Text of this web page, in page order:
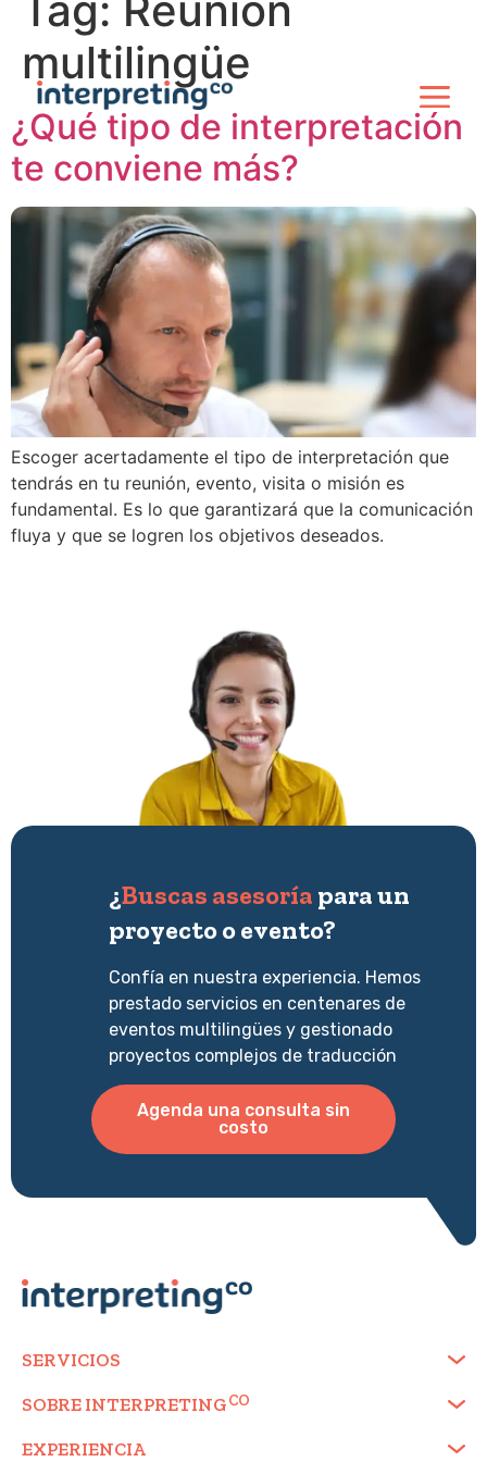
multilingüe
¿Qué tipo de interpretación
te conviene más?
Escoger acertadamente el tipo de interpretación que
tendrás en tu reunión, evento, visita o misión es
fundamental. Es lo que garantizará que la comunicación
fluya y que se logren los objetivos deseados.
¿Buscas asesoría para un
proyecto o evento?
Confía en nuestra experiencia. Hemos
prestado servicios en centenares de
eventos multilingües y gestionado
proyectos complejos de traducción
Agenda una consulta sin
costo
SERVICIOS
SOBRE INTERPRETING
EXPERIENCIA